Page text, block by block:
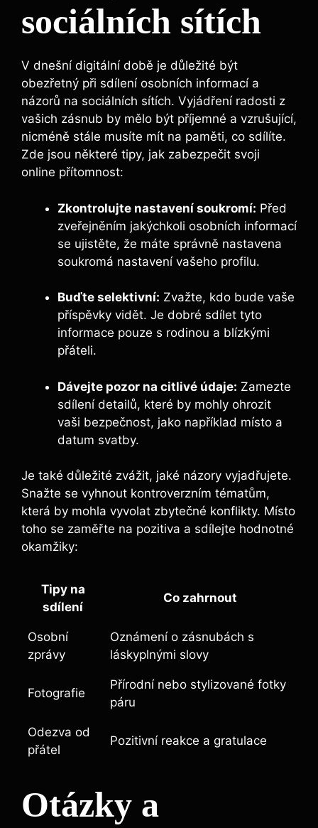
sociálních sítích
V dnešní digitální době je důležité být
obezřetný při sdílení osobních informací a
názorů na sociálních sítích. Vyjádření radosti z
vašich zásnub by mělo být příjemné a vzrušující,
nicméně stále musíte mít na paměti, co sdílíte.
Zde jsou některé tipy, jak zabezpečit svoji
online přítomnost:
Zkontrolujte nastavení soukromí: Před
zveřejněním jakýchkoli osobních informací
se ujistěte, že máte správně nastavena
soukromá nastavení vašeho profilu.
Buďte selektivní: Zvažte, kdo bude vaše
příspěvky vidět. Je dobré sdílet tyto
informace pouze s rodinou a blízkými
přáteli.
Dávejte pozor na citlivé údaje: Zamezte
sdílení detailů, které by mohly ohrozit
vaši bezpečnost, jako například místo a
datum svatby.
Je také důležité zvážit, jaké názory vyjadřujete.
Snažte se vyhnout kontroverzním tématům,
která by mohla vyvolat zbytečné konflikty. Místo
toho se zaměřte na pozitiva a sdílejte hodnotné
okamžiky:
Tipy na
sdílení
Co zahrnout
Osobní
zprávy
Oznámení o zásnubách s
láskyplnými slovy
Fotografie
Přírodní nebo stylizované fotky
páru
Odezva od
přátel
Pozitivní reakce a gratulace
Otázky a